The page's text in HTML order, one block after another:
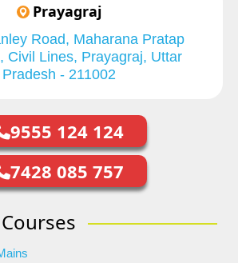
Prayagraj
Road, Maharana Pratap
Civil Lines, Prayagraj, Uttar
Pradesh - 211002
9555 124 124
7428 085 757